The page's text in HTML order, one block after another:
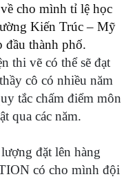
cho mình tỉ lệ học
Kiến Trúc – Mỹ
đầu thành phố.
thi vẽ có thể sẽ đạt
cô có nhiều năm
tắc chấm điểm môn
qua các năm.
đặt lên hàng
có cho mình đội